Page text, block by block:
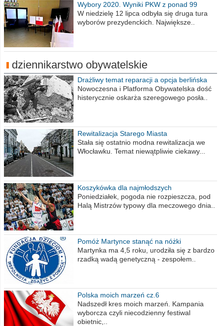
Wybory 2020. Wyniki PKW z ponad 99
procent obwodów
W niedzielę 12 lipca odbyła się druga tura
wyborów prezydenckich. Największe..
dziennikarstwo obywatelskie
Drażliwy temat reparacji a opcja berlińska
Nowoczesna i Platforma Obywatelska dość
histerycznie oskarża szeregowego posła..
Rewitalizacja Starego Miasta
Stała się ostatnio modna rewitalizacja we
Włocławku. Temat niewątpliwie ciekawy...
Koszykówka dla najmłodszych
Poniedziałek, pogoda nie rozpieszcza, pod
Halą Mistrzów typowy dla meczowego dnia..
Pomóż Martynce stanąć na nóżki
Martynka ma 4,5 roku, urodziła się z bardzo
rzadką wadą genetyczną - zespołem..
Polska moich marzeń cz.6
Nadszedł kres moich marzeń. Kampania
wyborcza czyli niecodzienny festiwal
obietnic,..